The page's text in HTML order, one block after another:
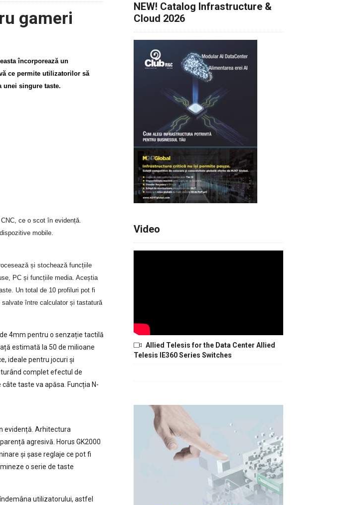
gameri
încorporează un
ce permite utilizatorilor să
unei singure taste.
ce o scot în evidență.
mobile.
și stochează funcțiile
PC și funcțiile media. Aceștia
Un total de 10 profiluri pot fi
între calculator și tastatură
4mm pentru o senzație tactilă
estimată la 50 de milioane
ideale pentru jocuri și
complet efectul de
taste va apăsa. Funcția N-
evidență. Arhitectura
agresivă. Horus GK2000
și șase reglaje ce pot fi
o serie de taste
utilizatorului, astfel
NEW! Catalog Infrastructure &
Cloud 2026
Video
Allied Telesis for the Data Center Allied
Telesis IE360 Series Switches